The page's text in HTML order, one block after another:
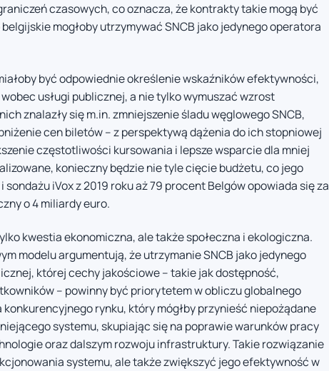
czasowych, co oznacza, że kontrakty takie mogą być
mogłoby utrzymywać SNCB jako jedynego operatora
być odpowiednie określenie wskaźników efektywności,
usługi publicznej, a nie tylko wymuszać wzrost
znalazły się m.in. zmniejszenie śladu węglowego SNCB,
cen biletów – z perspektywą dążenia do ich stopniowej
częstotliwości kursowania i lepsze wsparcie dla mniej
konieczny będzie nie tyle cięcie budżetu, co jego
iVox z 2019 roku aż 79 procent Belgów opowiada się za
o 4 miliardy euro.
kwestia ekonomiczna, ale także społeczna i ekologiczna.
modelu argumentują, że utrzymanie SNCB jako jedynego
której cechy jakościowe – takie jak dostępność,
– powinny być priorytetem w obliczu globalnego
rynku, który mógłby przynieść niepożądane
systemu, skupiając się na poprawie warunków pracy
oraz dalszym rozwoju infrastruktury. Takie rozwiązanie
systemu, ale także zwiększyć jego efektywność w